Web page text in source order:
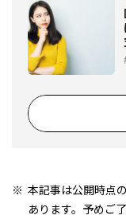
本記事は公開時点
あります。予めご